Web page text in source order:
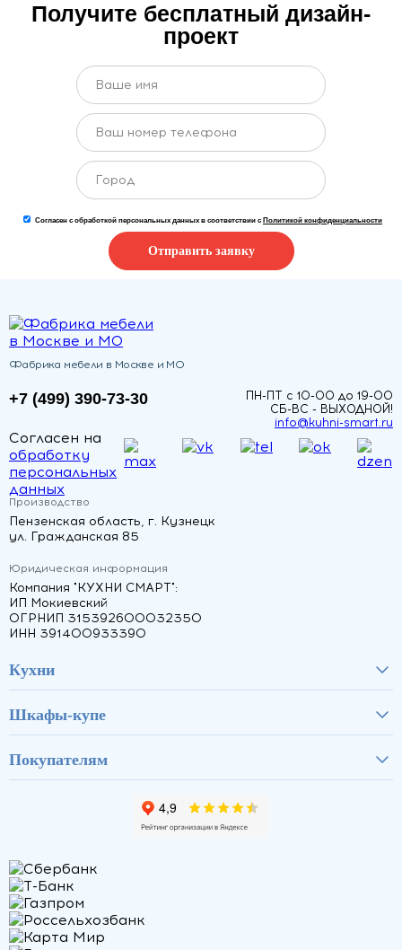
Получите бесплатный дизайн-
проект
Согласен с обработкой персональных данных в соответствии с Политикой конфиденциальности
Отправить заявку
Фабрика мебели в Москве и МО
+7 (499) 390-73-30
ПН-ПТ с 10-00 до 19-00
СБ-ВС - ВЫХОДНОЙ!
info@kuhni-smart.ru
Согласен на
обработку
персональных
данных
Производство
Пензенская область, г. Кузнецк
ул. Гражданская 85
Юридическая информация
Компания "КУХНИ СМАРТ":
ИП Мокиевский
ОГРНИП 315392600032350
ИНН 391400933390
Кухни
Шкафы-купе
Покупателям